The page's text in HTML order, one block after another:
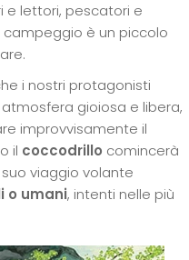
e lettori, pescatori e
campeggio è un piccolo
i nostri protagonisti
gioiosa e libera,
improvvisamente il
il coccodrillo comincerà
viaggio volante
o umani, intenti nelle più